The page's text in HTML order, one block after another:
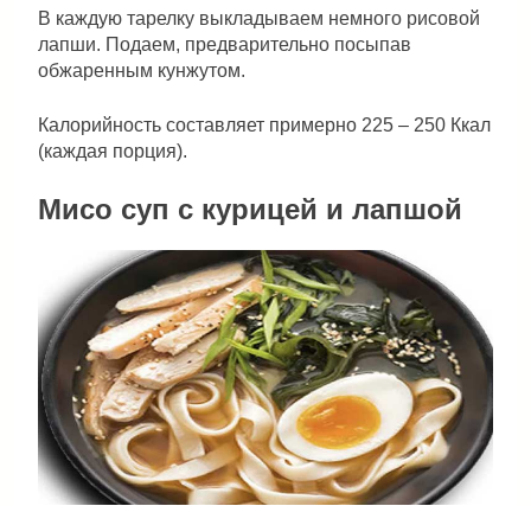
В каждую тарелку выкладываем немного рисовой
лапши. Подаем, предварительно посыпав
обжаренным кунжутом.
Калорийность составляет примерно 225 – 250 Ккал
(каждая порция).
Мисо суп с курицей и лапшой